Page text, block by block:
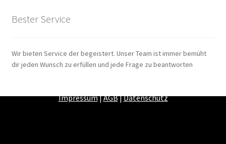
Bester Service
Wir bieten Service der begeistert. Unser Team ist immer bemüht
dir jeden Wunsch zu erfüllen und jede Frage zu beantworten
Impressum|AGB|Datenschutz